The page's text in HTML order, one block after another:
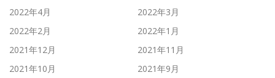
2022年4月
2022年3月
2022年2月
2022年1月
2021年12月
2021年11月
2021年10月
2021年9月